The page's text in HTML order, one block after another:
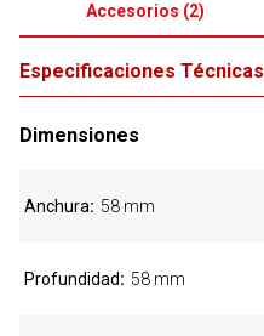
Accesorios (2)
Especificaciones Técnicas
Dimensiones
Anchura 58 mm
Profundidad 58 mm